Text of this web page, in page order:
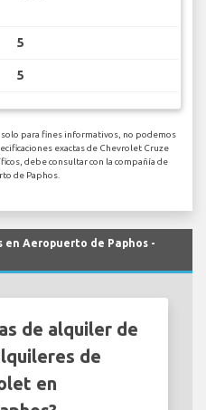
5
5
solo para fines informativos, no podemos
exactas de Chevrolet Cruze
debe consultar con la compañía de
de Paphos.
Aeropuerto de Paphos -
de alquiler de
de
en